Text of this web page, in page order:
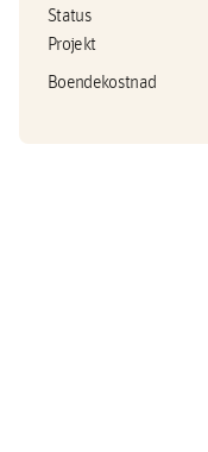
Status
Projekt
Boendekostnad